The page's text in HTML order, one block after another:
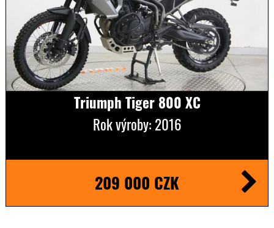
Triumph Tiger 800 XC
Rok výroby: 2016
209 000 CZK